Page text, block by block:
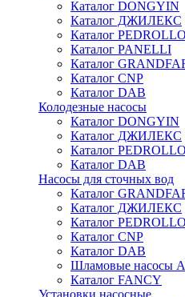
Каталог DONGYIN
Каталог ДЖИЛЕКС
Каталог PEDROLLO
Каталог PANELLI
Каталог
Каталог CNP
Каталог DAB
Колодезные насосы
Каталог DONGYIN
Каталог ДЖИЛЕКС
Каталог PEDROLLO
Каталог DAB
Насосы для сточных вод
Каталог
Каталог ДЖИЛЕКС
Каталог PEDROLLO
Каталог CNP
Каталог DAB
Шламовые насосы
Каталог FANCY
Установки насосные